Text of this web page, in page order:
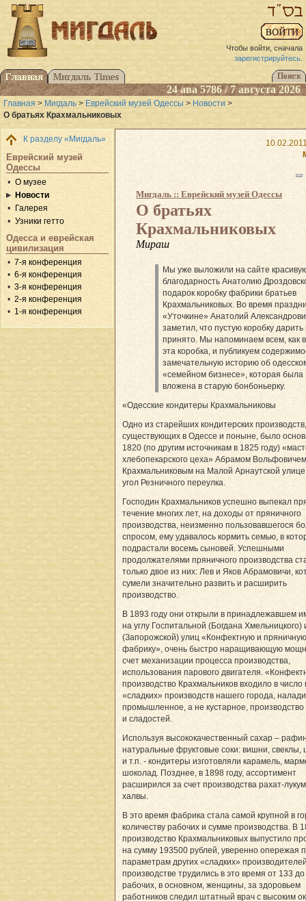
Чтобы войти, сначала
зарегистрируйтесь.
24 ава 5786 / 7 августа 2026
Главная > Мигдаль > Еврейский музей Одессы > Новости >
О братьях Крахмальниковых
К разделу «Мигдаль»
Еврейский музей
Одессы
О музее
Новости
Галерея
Узники гетто
Одесса и еврейская
цивилизация
7-я конференция
6-я конференция
3-я конференция
2-я конференция
1-я конференция
Мигдаль :: Еврейский музей Одессы
О братьях
Крахмальниковых
Мираш
Мы уже выложили на сайте
благодарность Анатолию
подарок коробку фабрики братьев
Крахмальниковых. Во время
«Уточкине» Анатолий
заметил, что пустую коробку дарить
принято. Мы напоминаем всем, как
эта коробка, и публикуем
замечательную историю об
«семейном бизнесе», которая была
вложена в старую бонбоньерку.
«Одесские кондитеры Крахмальниковы
Одно из старейших кондитерских производств,
существующих в Одессе и поныне, было
1820 (по другим источникам в 1825 году)
хлебопекарского цеха» Абрамом Вольфовичем
Крахмальниковым на Малой Арнаутской
угол Резничного переулка.
Господин Крахмальников успешно выпекал
течение многих лет, на доходы от пряничного
производства, неизменно пользовавшегося
спросом, ему удавалось кормить семью, в
подрастали восемь сыновей. Успешными
продолжателями пряничного производства
только двое из них: Лев и Яков Абрамовичи,
сумели значительно развить и расширить
производство.
В 1893 году они открыли в принадлежавшем
на углу Госпитальной (Богдана Хмельницкого)
(Запорожской) улиц «Конфектную и пряничную
фабрику», очень быстро наращивающую
счет механизации процесса производства,
использования парового двигателя.
производство Крахмальников входило в число
«сладких» производств нашего города,
промышленное, а не кустарное,
и сладостей.
Используя высококачественный сахар –
натуральные фруктовые соки: вишни, свеклы,
и т.п. - кондитеры изготовляли карамель,
шоколад. Позднее, в 1898 году, ассортимент
расширился за счет производства рахат-
халвы.
В это время фабрика стала самой крупной в
количеству рабочих и сумме производства. В
производство Крахмальниковых выпустило
на сумму 193500 рублей, уверенно опережая
параметрам других «сладких»
производстве трудились в это время от 133
рабочих, в основном, женщины, за здоровьем
работников следил штатный врач с высоким